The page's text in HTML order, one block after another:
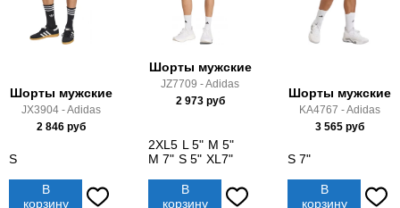
Шорты мужские
JX3904 - Adidas
2 846руб
S
В
корзину
Шорты мужские
JZ7709 - Adidas
2 973руб
2XL5 L 5" M 5"
M 7" S 5" XL7"
В
корзину
Шорты мужские
KA4767 - Adidas
3 565руб
S 7"
В
корзину